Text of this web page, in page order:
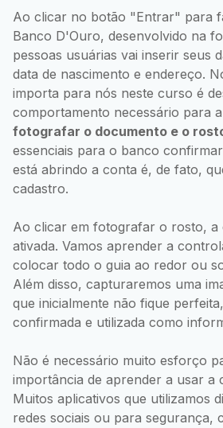
Ao clicar no botão "Entrar" para
Banco D'Ouro, desenvolvido na
pessoas usuárias vai inserir seus
data de nascimento e endereço.
importa para nós neste curso é
comportamento necessário para
fotografar o documento e o
essenciais para o banco
está abrindo a conta é, de fato,
cadastro.
Ao clicar em fotografar o rosto, a
ativada. Vamos aprender a
colocar todo o guia ao redor ou
Além disso, capturaremos uma
que inicialmente não fique
confirmada e utilizada como
Não é necessário muito esforço
importância de aprender a usar a
Muitos aplicativos que utilizamos
redes sociais ou para segurança,